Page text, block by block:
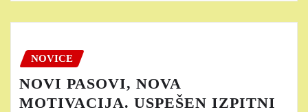
NOVICE
NOVI PASOVI, NOVA
MOTIVACIJA. USPEŠEN IZPITNI